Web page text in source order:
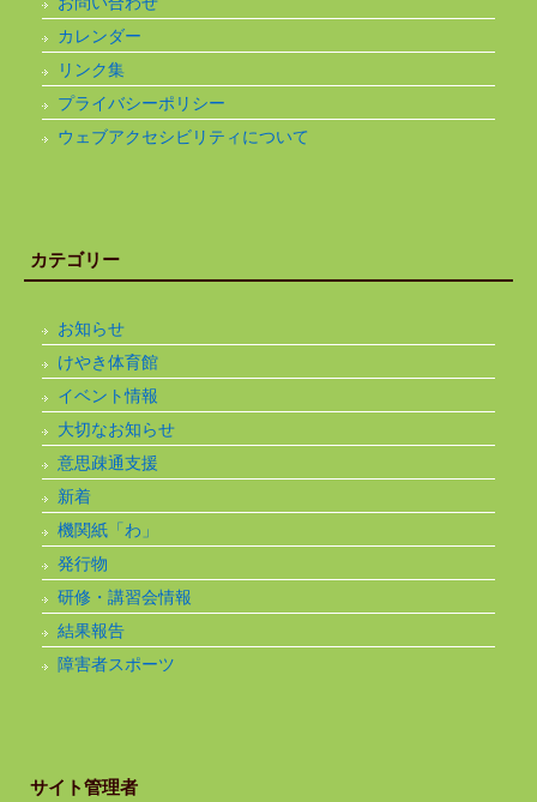
カレンダー
リンク集
プライバシーポリシー
ウェブアクセシビリティについて
カテゴリー
お知らせ
けやき体育館
イベント情報
大切なお知らせ
意思疎通支援
新着
機関紙「わ」
発行物
研修・講習会情報
結果報告
障害者スポーツ
サイト管理者